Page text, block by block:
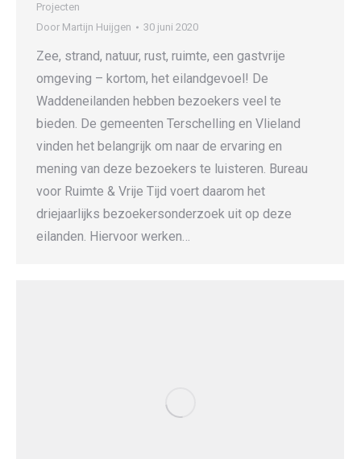
Projecten
Door Martijn Huijgen 30 juni 2020
Zee, strand, natuur, rust, ruimte, een gastvrije
omgeving – kortom, het eilandgevoel! De
Waddeneilanden hebben bezoekers veel te
bieden. De gemeenten Terschelling en Vlieland
vinden het belangrijk om naar de ervaring en
mening van deze bezoekers te luisteren. Bureau
voor Ruimte & Vrije Tijd voert daarom het
driejaarlijks bezoekersonderzoek uit op deze
eilanden. Hiervoor werken…